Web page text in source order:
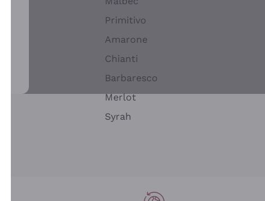
Primitivo
Amarone
Chianti
Barbaresco
Merlot
Syrah